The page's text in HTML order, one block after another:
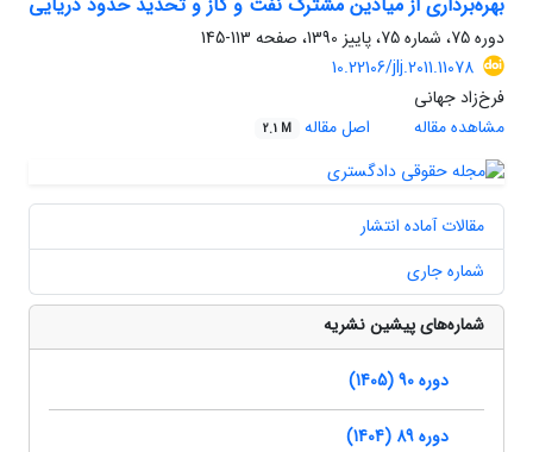
دوره 75، شماره 75، پاییز 1390، صفحه
113-145
10.22106/jlj.2011.11078
فرخ‌زاد جهانی
مشاهده مقاله
اصل مقاله 2.1 M
مقالات آماده انتشار
شماره جاری
شماره‌های پیشین نشریه
دوره 90 (1405)
دوره 89 (1404)